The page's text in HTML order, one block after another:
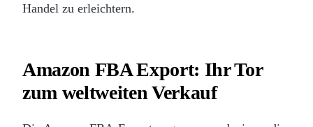
Handel zu erleichtern.
Amazon FBA Export: Ihr Tor
zum weltweiten Verkauf